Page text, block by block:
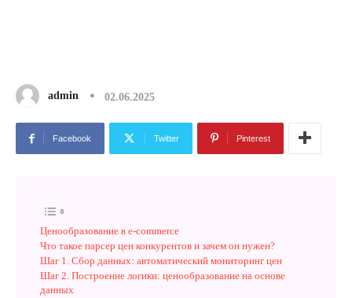
admin 02.06.2025
Facebook Twitter Pinterest
Ценообразование в e-commerce
Что такое парсер цен конкурентов и зачем он нужен?
Шаг 1. Сбор данных: автоматический мониторинг цен
Шаг 2. Построение логики: ценообразование на основе
данных